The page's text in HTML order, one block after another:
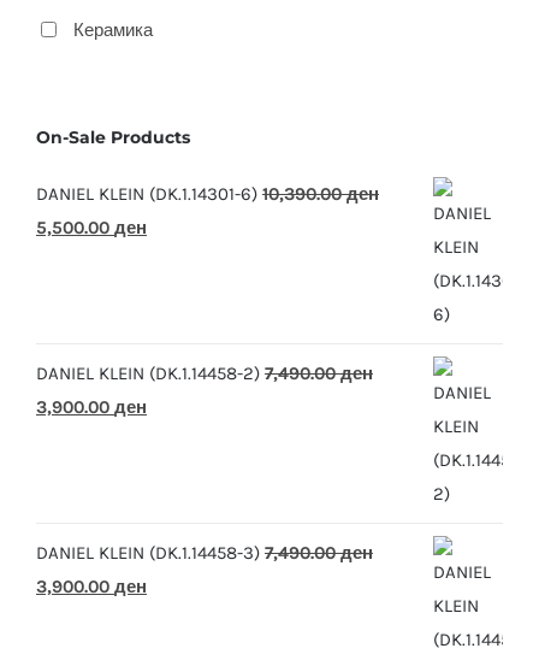
Керамика
On-Sale Products
DANIEL KLEIN (DK.1.14301-6) 10,390.00ден
Original
5,500.00 ден
DANIEL KLEIN (DK.1.14458-2) 7,490.00ден
Original
3,900.00 ден
DANIEL KLEIN (DK.1.14458-3) 7,490.00ден
Original
3,900.00 ден